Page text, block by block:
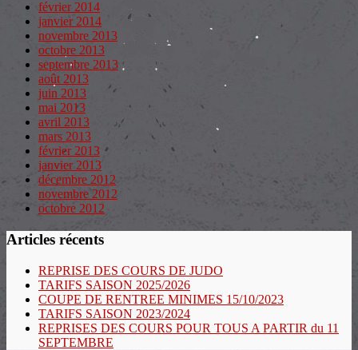
février 2014
janvier 2014
novembre 2013
octobre 2013
septembre 2013
août 2013
juin 2013
mai 2013
avril 2013
mars 2013
février 2013
janvier 2013
décembre 2012
novembre 2012
octobre 2012
Articles récents
REPRISE DES COURS DE JUDO
TARIFS SAISON 2025/2026
COUPE DE RENTREE MINIMES 15/10/2023
TARIFS SAISON 2023/2024
REPRISES DES COURS POUR TOUS A PARTIR du 11
SEPTEMBRE